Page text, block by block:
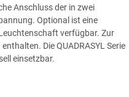
Anschluss der in zwei
Optional ist eine
verfügbar. Zur
Die QUADRASYL Serie
einsetzbar.